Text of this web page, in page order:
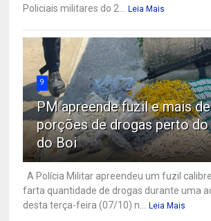
Policiais militares do 2...
Leia Mais
9
PM apreende fuzil e mais
porções de drogas perto
do Boi
A Polícia Militar apreendeu um fuzil
farta quantidade de drogas durante uma
desta terça-feira (07/10) n...
Leia Mais